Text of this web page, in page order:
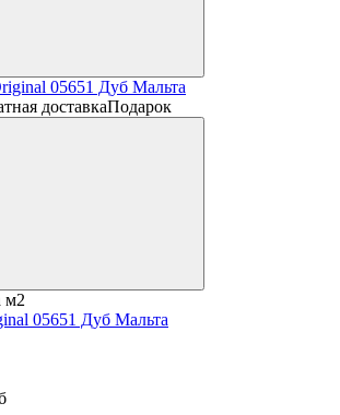
доставкаПодарок
м2
05651 Дуб Мальта